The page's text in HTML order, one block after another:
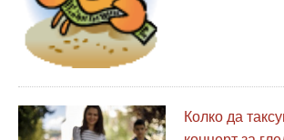
Колко да